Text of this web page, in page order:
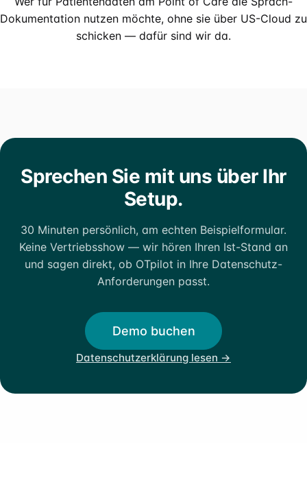
Dokumentation nutzen möchte, ohne sie über US-Cloud zu
schicken — dafür sind wir da.
Sprechen Sie mit uns über Ihr
Setup.
30 Minuten persönlich, am echten Beispielformular.
Keine Vertriebsshow — wir hören Ihren Ist-Stand an
und sagen direkt, ob OTpilot in Ihre Datenschutz-
Anforderungen passt.
Demo buchen
Datenschutzerklärung lesen →